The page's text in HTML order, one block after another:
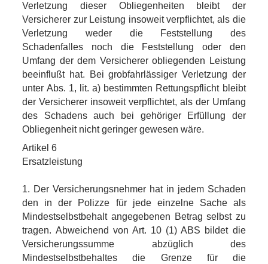
Verletzung dieser Obliegenheiten bleibt der
Versicherer zur Leistung insoweit verpflichtet, als die
Verletzung weder die Feststellung des
Schadenfalles noch die Feststellung oder den
Umfang der dem Versicherer obliegenden Leistung
beeinflußt hat. Bei grobfahrlässiger Verletzung der
unter Abs. 1, lit. a) bestimmten Rettungspflicht bleibt
der Versicherer insoweit verpflichtet, als der Umfang
des Schadens auch bei gehöriger Erfüllung der
Obliegenheit nicht geringer gewesen wäre.
Artikel 6
Ersatzleistung
1. Der Versicherungsnehmer hat in jedem Schaden
den in der Polizze für jede einzelne Sache als
Mindestselbstbehalt angegebenen Betrag selbst zu
tragen. Abweichend von Art. 10 (1) ABS bildet die
Versicherungssumme abzüglich des
Mindestselbstbehaltes die Grenze für die